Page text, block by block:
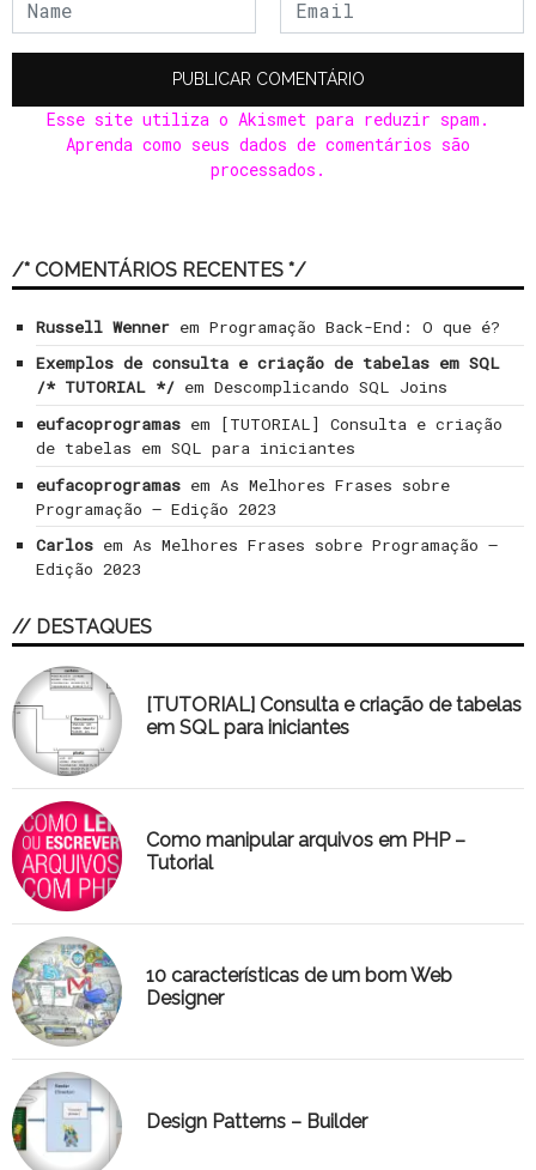
Esse site utiliza o Akismet para reduzir spam.
Aprenda como seus dados de comentários são
processados .
/* COMENTÁRIOS RECENTES */
Russell Wenner em Programação Back-End: O que é?
Exemplos de consulta e criação de tabelas em SQL
/* TUTORIAL */ em Descomplicando SQL Joins
eufacoprogramas em
[TUTORIAL] Consulta e criação
de tabelas em SQL para iniciantes
eufacoprogramas em As Melhores Frases sobre
Programação – Edição 2023
Carlos em As Melhores Frases sobre Programação –
Edição 2023
// DESTAQUES
[TUTORIAL] Consulta e criação de tabelas
em SQL para iniciantes
Como manipular arquivos em PHP –
Tutorial
10 características de um bom Web
Designer
Design Patterns – Builder